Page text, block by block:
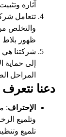
آثاره
تتعامل
والتخلص
ظهور
شركتنا
إلى
المراحل
دعنا نتعرف
الإحتراف:
وتلميع
تلميع